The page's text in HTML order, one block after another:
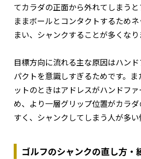
てカラダの正面から外れてしまう
ままボールとコンタクトするため
まい、シャンクすることが多くなり
目標方向に流れる主な原因はハン
パクトを意識しすぎるためです。
ットのときはアドレスがハンドフ
め、より一層グリップ位置がカラ
すく、シャンクしてしまう人が多い
ゴルフのシャンクの直し方・